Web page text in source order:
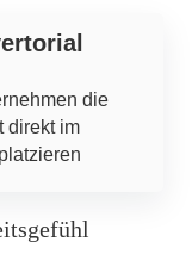
die
direkt im